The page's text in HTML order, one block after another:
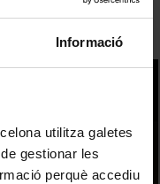
Informació
utilitza galetes
gestionar les
perquè accediu